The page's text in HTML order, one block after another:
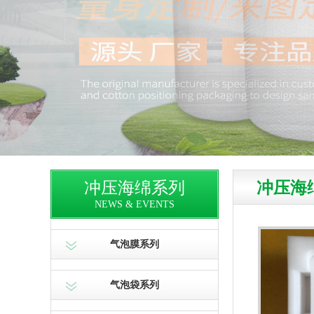
冲压海绵系列
NEWS & EVENTS
气泡膜系列
气泡袋系列
冲压海